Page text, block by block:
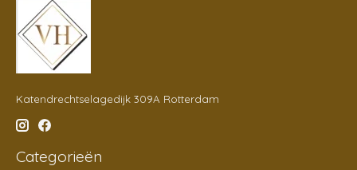
Katendrechtselagedijk 309A Rotterdam
Categorieën